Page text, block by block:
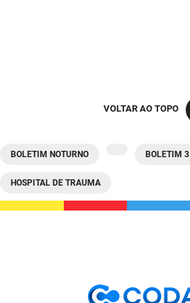
VOLTAR AO TOPO
BOLETIM NOTURNO BOLETIM 3
HOSPITAL DE TRAUMA